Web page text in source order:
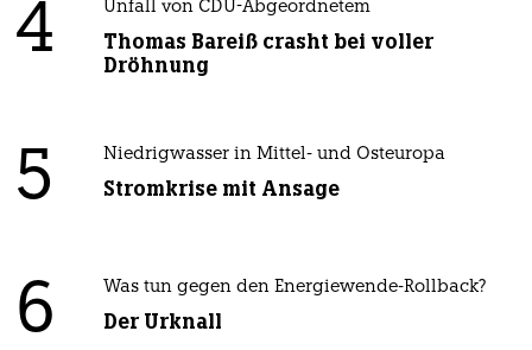
4 Unfall von CDU-Abgeordnetem
Thomas Bareiß crasht bei voller
Dröhnung
5 Niedrigwasser in Mittel- und Osteuropa
Stromkrise mit Ansage
6 Was tun gegen den Energiewende-Rollback?
Der Urknall